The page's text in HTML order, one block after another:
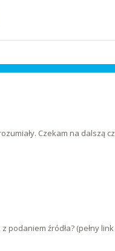
Czekam na dalszą
podaniem źródła? (pełny